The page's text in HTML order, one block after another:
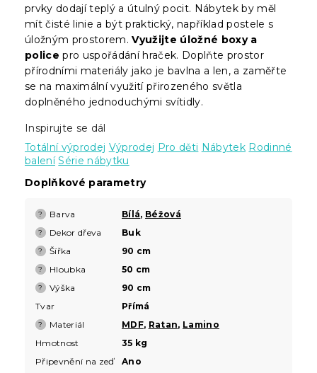
prvky dodají teplý a útulný pocit. Nábytek by měl
mít čisté linie a být praktický, například postele s
úložným prostorem.Využijte úložné boxy a
police pro uspořádání hraček. Doplňte prostor
přírodními materiály jako je bavlna a len, a zaměřte
se na maximální využití přirozeného světla
doplněného jednoduchými svítidly.
Inspirujte se dál
Totální výprodej Výprodej Pro děti Nábytek Rodinné
balení Série nábytku
Doplňkové parametry
? Barva Bílá, Béžová
? Dekor dřeva Buk
? Šířka 90 cm
? Hloubka 50 cm
? Výška
90 cm
Tvar
Přímá
? Materiál MDF, Ratan, Lamino
Hmotnost
35 kg
Připevnění na zeď
Ano